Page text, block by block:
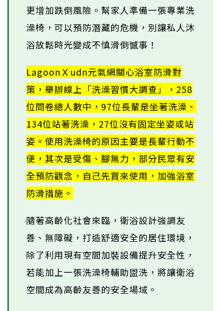
更增加跌倒風險。幫家人準備一張專業洗
澡椅，可以預防潛藏的危機，別讓私人沐
浴放鬆時光變成不慎滑倒憾事！
LagoonＸudn元氣網關心浴室防滑對
策，舉辦線上「洗澡習慣大調查」，258
位問卷總人數中，97位長輩是坐著洗澡、
134位站著洗澡，27位沒有固定坐姿或站
姿。使用洗澡椅的原因主要是長輩行動不
便，其次是受傷、腳無力，部分民眾有安
全預防觀念，自己先買來使用，加強浴室
防滑措施。
隨著高齡化社會來臨，衛浴設計強調友
善、無障礙，打造舒適安全的居住環境，
除了利用現有空間加裝設備提升安全性，
若能加上一張洗澡椅輔助盥洗，將讓衛浴
空間成為高齡友善的安全場域。